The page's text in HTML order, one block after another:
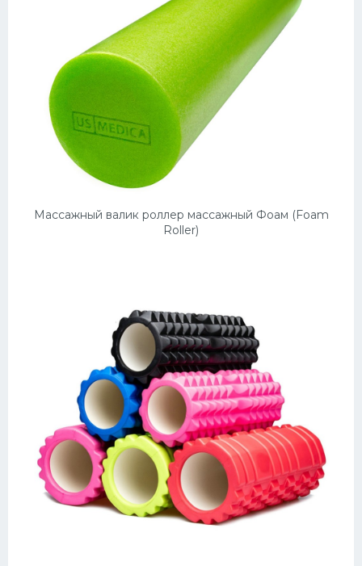
Массажный валик роллер массажный Фоам (Foam
Roller)